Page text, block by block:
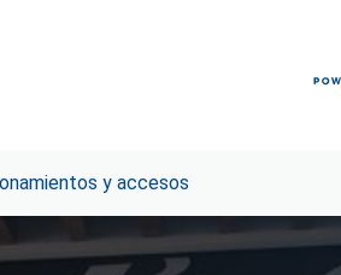
y accesos